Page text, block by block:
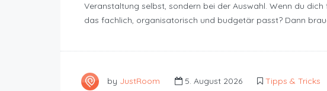
Veranstaltung selbst, sondern bei der Auswahl. Wenn du
das fachlich, organisatorisch und budgetär passt? Dann
by JustRoom 5. August 2026 Tipps & Tricks